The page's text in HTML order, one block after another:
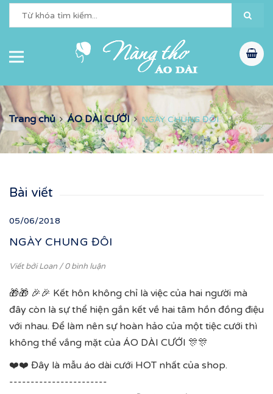
Trang chủ ÁO DÀI CƯỚI NGÀY CHUNG ĐÔI
Bài viết
05/06/2018
NGÀY CHUNG ĐÔI
Viết bởiLoan / 0 bình luận
🎁🎁 🎉 🎉 Kết hôn không chỉ là việc của hai người mà
đây còn là sự thể hiện gắn kết về hai tâm hồn đồng điệu
với nhau. Để làm nên sự hoàn hảo của một tiệc cưới thì
không thể vắng mặt của ÁO DÀI CƯỚI 🎊🎊
❤️❤️ Đây là mẫu áo dài cưới HOT nhất của shop.
-----------------------